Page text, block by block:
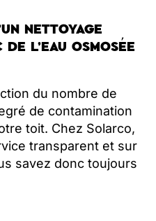
NETTOYAGE
DE L'EAU OSMOSÉE
du nombre de
de contamination
toit. Chez Solarco,
transparent et sur
savez donc toujours